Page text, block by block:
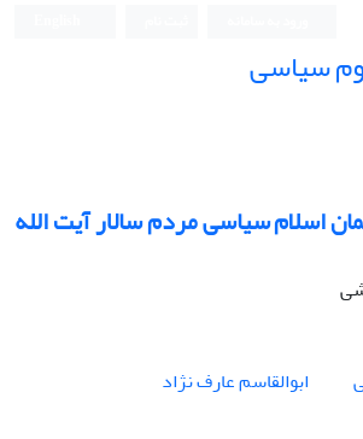
سیاسی
اسلام سیاسی مردم سالار آیت الله
ابوالقاسم عارف نژاد